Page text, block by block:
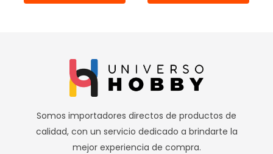
de
Somos importadores directos de productos de
calidad, con un servicio dedicado a brindarte la
mejor experiencia de compra.